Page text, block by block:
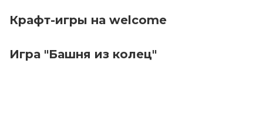
Крафт-игры на welcome
Игра "Башня из колец"